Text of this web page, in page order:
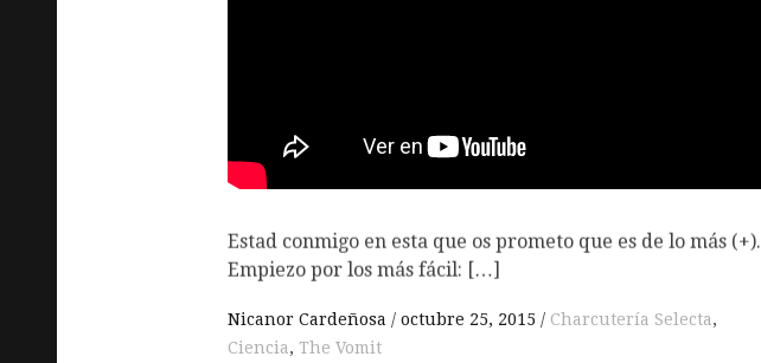
Estad conmigo en esta que os prometo que es de lo más (+).
Empiezo por los más fácil: […]
Nicanor Cardeñosa octubre 25, 2015 Charcutería Selecta,
Ciencia, The Vomit